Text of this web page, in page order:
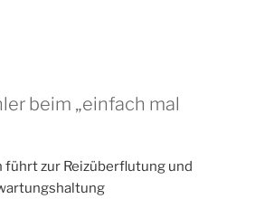
beim „einfach mal
führt zur Reizüberflutung und